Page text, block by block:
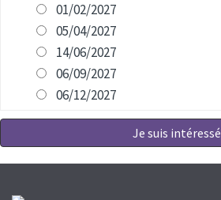
01/02/2027
05/04/2027
14/06/2027
06/09/2027
06/12/2027
Je suis intéressé